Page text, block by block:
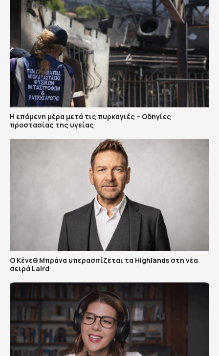
Η επόμενη μέρα μετά τις πυρκαγιές – Οδηγίες
προστασίας της υγείας
Ο Κένεθ Μπράνα υπερασπίζεται τα Highlands στη νέα
σειρά Laird